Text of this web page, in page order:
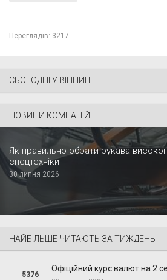
Переглядів: 3217
СЬОГОДНІ У ВІННИЦІ
НОВИНИ КОМПАНІЙ
Як правильно обрати рукава
спецтехніки
30 липня 2026
НАЙБІЛЬШЕ ЧИТАЮТЬ ЗА ТИЖДЕНЬ
5376
Офіційний курс валют на 2